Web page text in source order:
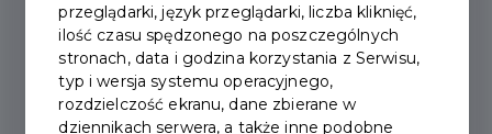
2025-06-23
OLIMPIADA SPORTOWA
przeglądarki, język przeglądarki, liczba kliknięć,
ilość czasu spędzonego na poszczególnych
stronach, data i godzina korzystania z Serwisu,
typ i wersja systemu operacyjnego,
rozdzielczość ekranu, dane zbierane w
dziennikach serwera, a także inne podobne